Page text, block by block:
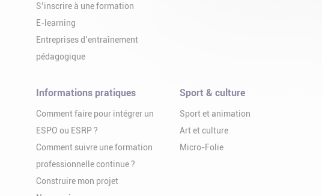
S’inscrire à une formation
E-learning
Entreprises d’entraînement
pédagogique
Informations pratiques
Comment faire pour intégrer un
ESPO ou ESRP ?
Comment suivre une formation
professionnelle continue ?
Construire mon projet
Sport & culture
Sport et animation
Art et culture
Micro-Folie